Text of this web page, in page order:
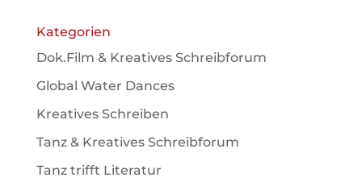
Kategorien
Dok.Film & Kreatives Schreibforum
Global Water Dances
Kreatives Schreiben
Tanz & Kreatives Schreibforum
Tanz trifft Literatur